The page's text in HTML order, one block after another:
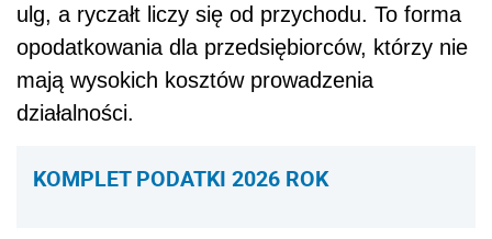
ulg, a ryczałt liczy się od przychodu. To forma
opodatkowania dla przedsiębiorców, którzy nie
mają wysokich kosztów prowadzenia
działalności.
KOMPLET PODATKI 2026 ROK